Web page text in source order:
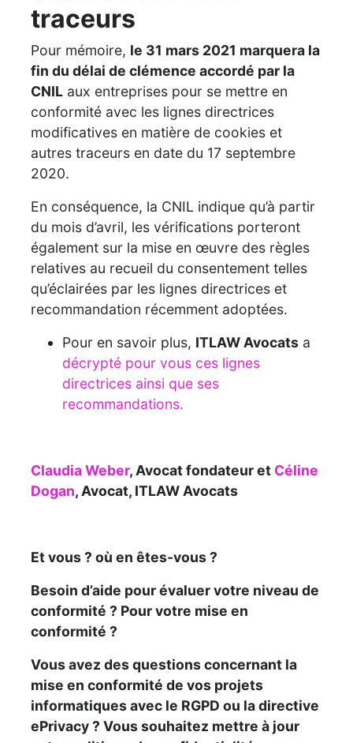
traceurs
Pour mémoire, le 31 mars 2021 marquera la
fin du délai de clémence accordé par la
CNIL aux entreprises pour se mettre en
conformité avec les lignes directrices
modificatives en matière de cookies et
autres traceurs en date du 17 septembre
2020.
En conséquence, la CNIL indique qu’à partir
du mois d’avril, les vérifications porteront
également sur la mise en œuvre des règles
relatives au recueil du consentement telles
qu’éclairées par les lignes directrices et
recommandation récemment adoptées.
Pour en savoir plus, ITLAW Avocats a
décrypté pour vous ces lignes
directrices ainsi que ses
recommandations.
Claudia Weber, Avocat fondateur et Céline
Dogan, Avocat, ITLAW Avocats
Et vous ? où en êtes-vous ?
Besoin d’aide pour évaluer votre niveau de
conformité ? Pour votre mise en
conformité ?
Vous avez des questions concernant la
mise en conformité de vos projets
informatiques avec le RGPD ou la directive
ePrivacy ? Vous souhaitez mettre à jour